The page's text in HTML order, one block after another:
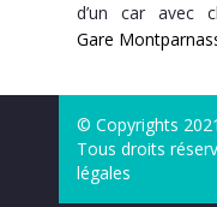
d’un car avec
Gare
© Copyrights
Tous droits
légales